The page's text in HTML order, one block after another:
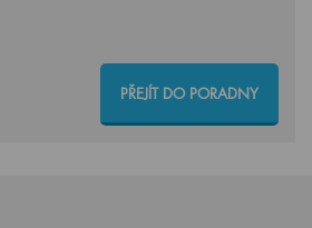
PŘEJÍT DO PORADNY